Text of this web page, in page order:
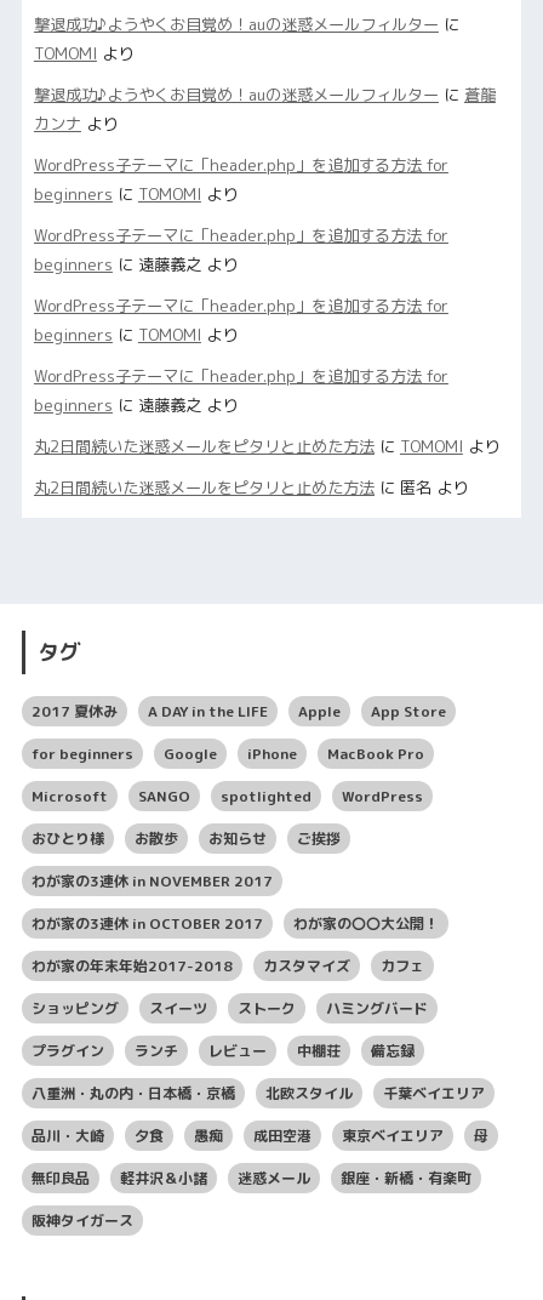
撃退成功♪ようやくお目覚め！auの迷惑メールフィルター に
TOMOMI より
撃退成功♪ようやくお目覚め！auの迷惑メールフィルター に 蒼龍
カンナ より
WordPress子テーマに「header.php」を追加する方法 for
beginners に TOMOMI より
WordPress子テーマに「header.php」を追加する方法 for
beginners に 遠藤義之 より
WordPress子テーマに「header.php」を追加する方法 for
beginners に TOMOMI より
WordPress子テーマに「header.php」を追加する方法 for
beginners に 遠藤義之 より
丸2日間続いた迷惑メールをピタリと止めた方法に TOMOMI より
丸2日間続いた迷惑メールをピタリと止めた方法に 匿名 より
タグ
2017 夏休み A DAY in the LIFE Apple App Store
for beginners Google iPhone MacBook Pro
Microsoft SANGO spotlighted WordPress
おひとり様 お散歩 お知らせ ご挨拶
わが家の3連休 in NOVEMBER 2017
わが家の3連休 in OCTOBER 2017 わが家の〇〇大公開！
わが家の年末年始2017-2018 カスタマイズ カフェ
ショッピング スイーツ ストーク ハミングバード
プラグイン ランチ レビュー 中棚荘 備忘録
八重洲・丸の内・日本橋・京橋 北欧スタイル 千葉ベイエリア
品川・大崎 夕食 愚痴 成田空港 東京ベイエリア 母
無印良品 軽井沢＆小諸 迷惑メール 銀座・新橋・有楽町
阪神タイガース